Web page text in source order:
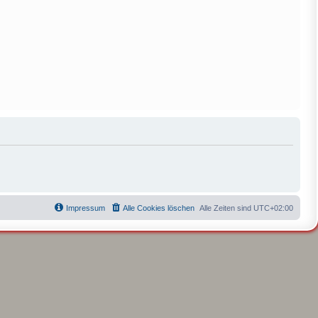
Alle Zeiten sind UTC+02:00
Alle Cookies löschen
Impressum